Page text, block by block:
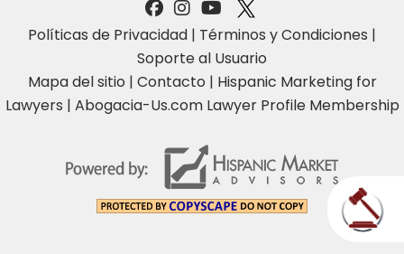
Políticas de Privacidad | Términos y Condiciones |
Soporte al Usuario
Mapa del sitio | Contacto | Hispanic Marketing for
Lawyers | Abogacia-Us.com Lawyer Profile Membership